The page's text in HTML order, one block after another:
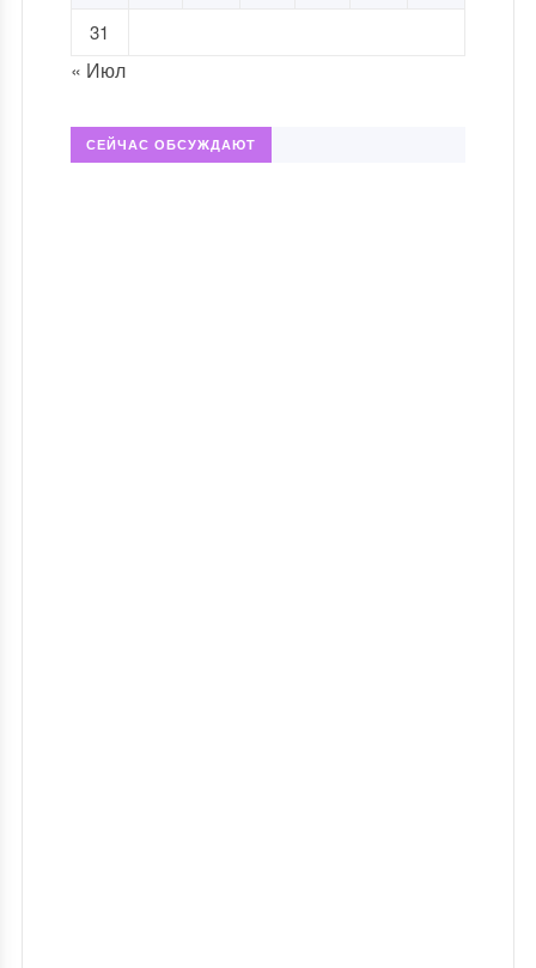
31
« Июл
СЕЙЧАС ОБСУЖДАЮТ